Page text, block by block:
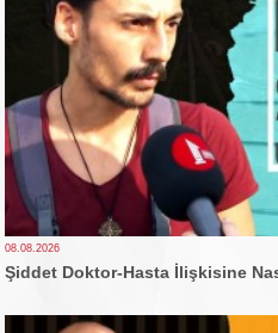
08.08.2026
Şiddet Doktor-Hasta İlişkisine